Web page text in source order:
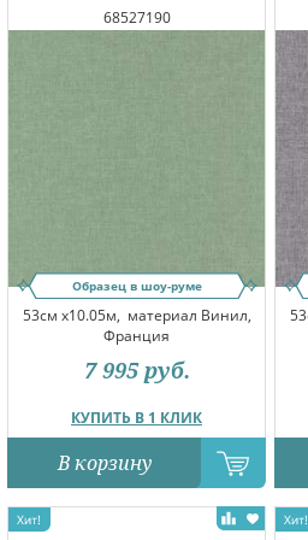
68527190
Образец в шоу-руме
53см x10.05м, материал Винил,
Франция
КУПИТЬ В 1 КЛИК
7 995 руб.
В корзину